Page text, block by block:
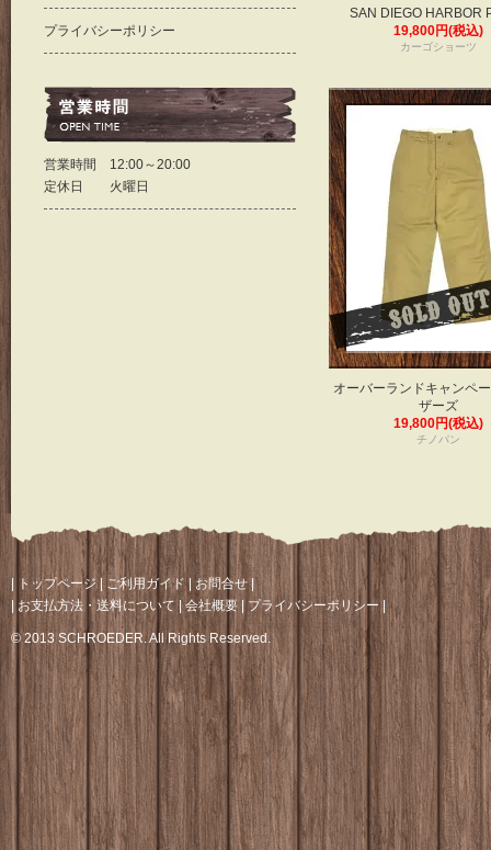
SAN DIEGO HARBOR
19,800円(税込)
カーゴショーツ
オーバーランドキャンペ
ザーズ
19,800円(税込)
チノパン
プライバシーポリシー
営業時間 12:00～20:00
定休日 火曜日
トップページ | ご利用ガイド| お問合せ|
お支払方法・送料について |会社概要 プライバシーポリシー
© 2013 SCHROEDER. All Rights Reserved.